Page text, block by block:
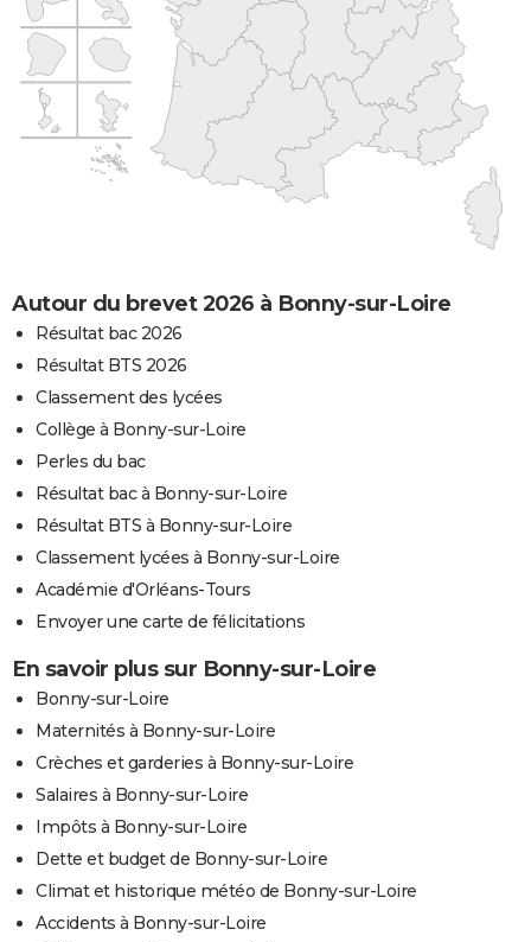
Autour du brevet 2026 à Bonny-sur-Loire
Résultat bac 2026
Résultat BTS 2026
Classement des lycées
Collège à Bonny-sur-Loire
Perles du bac
Résultat bac à Bonny-sur-Loire
Résultat BTS à Bonny-sur-Loire
Classement lycées à Bonny-sur-Loire
Académie d'Orléans-Tours
Envoyer une carte de félicitations
En savoir plus sur Bonny-sur-Loire
Bonny-sur-Loire
Maternités à Bonny-sur-Loire
Crèches et garderies à Bonny-sur-Loire
Salaires à Bonny-sur-Loire
Impôts à Bonny-sur-Loire
Dette et budget de Bonny-sur-Loire
Climat et historique météo de Bonny-sur-Loire
Accidents à Bonny-sur-Loire